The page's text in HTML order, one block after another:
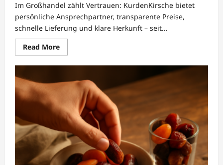
Im Großhandel zählt Vertrauen: KurdenKirsche bietet
persönliche Ansprechpartner, transparente Preise,
schnelle Lieferung und klare Herkunft – seit...
Read MoreRead
more
Großhandel
&
Kundenservice
KurdenKirsche
GmbH